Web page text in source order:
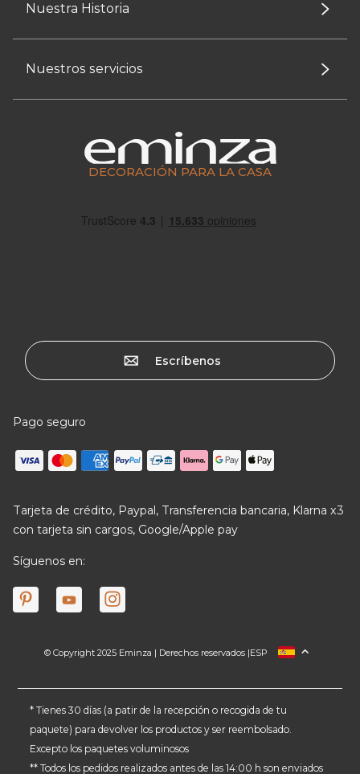
Nuestra Historia
Nuestros servicios
DECORACIÓN PARA LA CASA
Escríbenos
Pago seguro
Tarjeta de crédito, Paypal, Transferencia bancaria, Klarna x3
con tarjeta sin cargos, Google/Apple pay
Síguenos en:
© Copyright 2025 Eminza | Derechos reservados |
FRANCIA
ALEMANIA
PAÍSES BAJOS
ESP
* Tienes 30 días (a patir de la recepción o recogida de tu
paquete) para devolver los productos y ser reembolsado.
Excepto los paquetes voluminosos
** Todos los pedidos realizados antes de las 14:00 h son enviados